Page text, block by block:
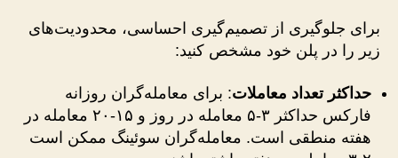
برای جلوگیری از تصمیم‌گیری احساسی، محدودیت‌های
زیر را در پلن خود مشخص کنید:
حداکثر تعداد معاملات: برای معامله‌گران روزانه
فارکس حداکثر ۳-۵ معامله در روز و ۱۵-۲۰ معامله در
هفته منطقی است. معامله‌گران سوئینگ ممکن است